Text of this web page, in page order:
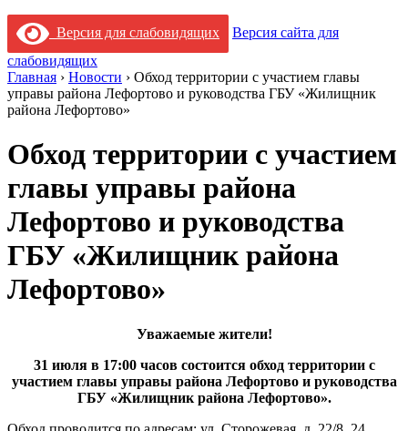
Версия для слабовидящих
Версия сайта для
слабовидящих
Главная › Новости › Обход территории с участием главы
управы района Лефортово и руководства ГБУ «Жилищник
района Лефортово»
Обход территории с участием
главы управы района
Лефортово и руководства
ГБУ «Жилищник района
Лефортово»
Уважаемые жители!
31 июля в 17:00 часов состоится обход территории с
участием главы управы района Лефортово и руководства
ГБУ «Жилищник района Лефортово».